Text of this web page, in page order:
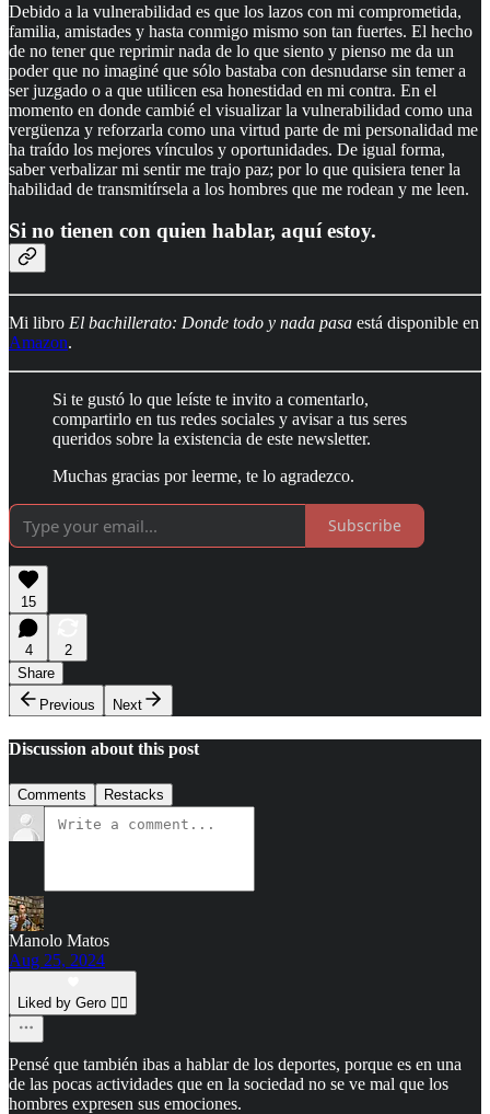
Debido a la vulnerabilidad es que los lazos con mi comprometida,
familia, amistades y hasta conmigo mismo son tan fuertes. El hecho
de no tener que reprimir nada de lo que siento y pienso me da un
poder que no imaginé que sólo bastaba con desnudarse sin temer a
ser juzgado o a que utilicen esa honestidad en mi contra. En el
momento en donde cambié el visualizar la vulnerabilidad como una
vergüenza y reforzarla como una virtud parte de mi personalidad me
ha traído los mejores vínculos y oportunidades. De igual forma,
saber verbalizar mi sentir me trajo paz; por lo que quisiera tener la
habilidad de transmitírsela a los hombres que me rodean y me leen.
Si no tienen con quien hablar, aquí estoy.
Mi libro El bachillerato: Donde todo y nada pasa está disponible en
Amazon.
Si te gustó lo que leíste te invito a comentarlo,
compartirlo en tus redes sociales y avisar a tus seres
queridos sobre la existencia de este newsletter.
Muchas gracias por leerme, te lo agradezco.
Subscribe
15
4
2
Share
Previous
Next
Discussion about this post
Comments Restacks
Manolo Matos
Aug 25, 2024
Liked by Gero ✍🏾
Pensé que también ibas a hablar de los deportes, porque es en una
de las pocas actividades que en la sociedad no se ve mal que los
hombres expresen sus emociones.